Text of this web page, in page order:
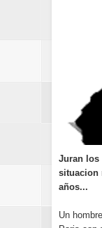
Juran los
situacion
años...
Un